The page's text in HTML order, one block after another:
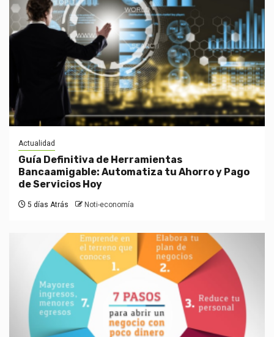
Actualidad
Guía Definitiva de Herramientas
Bancaamigable: Automatiza tu Ahorro y Pago
de Servicios Hoy
5 días Atrás Noti-economía